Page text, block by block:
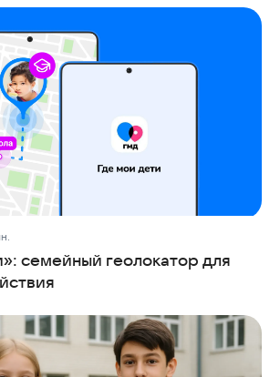
семейный геолокатор для